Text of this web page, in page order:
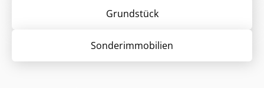
Grund­stück
Sonder­immobilien